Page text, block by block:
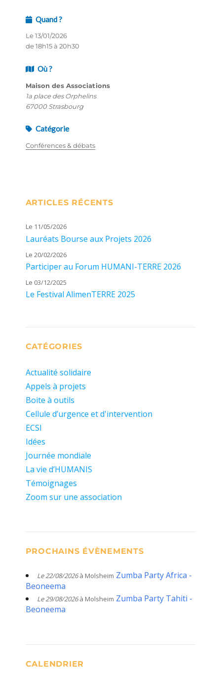
Quand ?
Le 13/01/2026
de 18h15 à 20h30
Où ?
Maison des Associations
1a place des Orphelins
67000 Strasbourg
Catégorie
Conférences & débats
ARTICLES RÉCENTS
Le 11/05/2026
Lauréats Bourse aux Projets 2026
Le 20/02/2026
Participer au Forum HUMANI-TERRE 2026
Le 03/12/2025
Le Festival AlimenTERRE 2025
CATÉGORIES
Actualité solidaire
Appels à projets
Boite à outils
Cellule d’urgence et d'intervention
ECSI
Idées
Journée mondiale
La vie d’HUMANIS
Témoignages
Zoom sur une association
PROCHAINS ÉVÈNEMENTS
Le 22/08/2026à Molsheim Zumba Party Africa -
Beoneema
Le 29/08/2026à Molsheim Zumba Party Tahiti -
Beoneema
CALENDRIER